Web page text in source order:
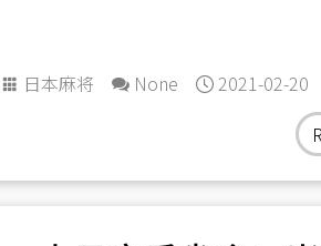
日本麻将 None
2021-02-20